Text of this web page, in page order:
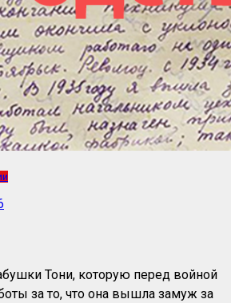
Тони, которую перед войной
за то, что она вышла замуж за